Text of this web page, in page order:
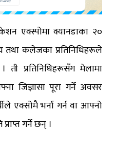
एक्स्पोमा क्यानडाका २०
तथा कलेजका प्रतिनिधिहरूले
प्रतिनिधिहरूसँग मेलामा
जिज्ञासा पूरा गर्ने अवसर
एक्सोमै भर्ना गर्न वा आफ्नो
गर्ने छन् ।